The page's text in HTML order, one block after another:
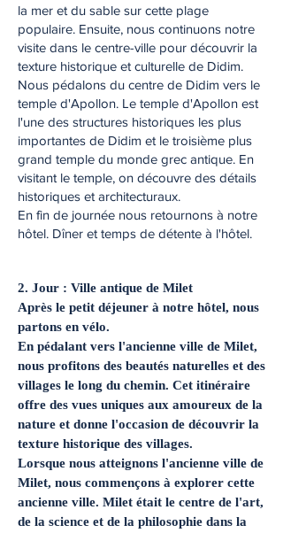
la mer et du sable sur cette plage
populaire. Ensuite, nous continuons notre
visite dans le centre-ville pour découvrir la
texture historique et culturelle de Didim.
Nous pédalons du centre de Didim vers le
temple d'Apollon. Le temple d'Apollon est
l'une des structures historiques les plus
importantes de Didim et le troisième plus
grand temple du monde grec antique. En
visitant le temple, on découvre des détails
historiques et architecturaux.
En fin de journée nous retournons à notre
hôtel. Dîner et temps de détente à l'hôtel.
2. Jour : Ville antique de Milet
Après le petit déjeuner à notre hôtel, nous
partons en vélo.
En pédalant vers l'ancienne ville de Milet,
nous profitons des beautés naturelles et des
villages le long du chemin. Cet itinéraire
offre des vues uniques aux amoureux de la
nature et donne l'occasion de découvrir la
texture historique des villages.
Lorsque nous atteignons l'ancienne ville de
Milet, nous commençons à explorer cette
ancienne ville. Milet était le centre de l'art,
de la science et de la philosophie dans la